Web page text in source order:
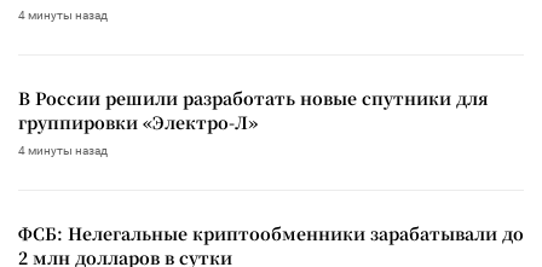
4 минуты назад
В России решили разработать новые спутники для
группировки «Электро-Л»
4 минуты назад
ФСБ: Нелегальные криптообменники зарабатывали до
2 млн долларов в сутки